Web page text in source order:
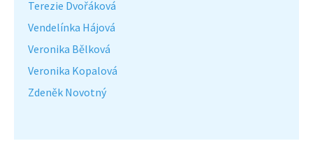
Terezie Dvořáková
Vendelínka Hájová
Veronika Bělková
Veronika Kopalová
Zdeněk Novotný